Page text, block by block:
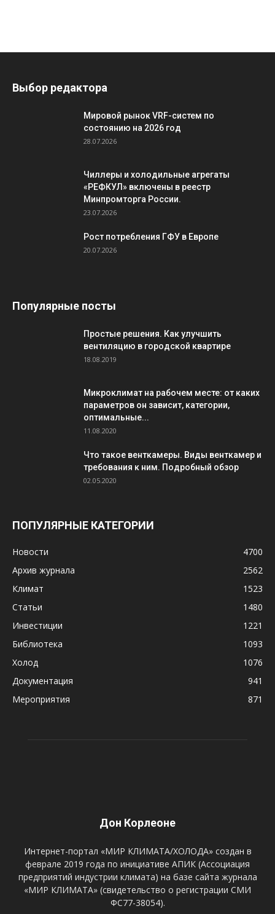
Выбор редактора
Мировой рынок VRF-систем по
состоянию на 2026 год
28.07.2026
Чиллеры и холодильные агрегаты
«РЕФКУЛ» включены в реестр
Минпромторга России.
23.07.2026
Рост потребления ГФУ в Европе
20.07.2026
Популярные посты
Простые решения. Как улучшить
вентиляцию в городской квартире
18.08.2019
Микроклимат на рабочем месте: от каких
параметров он зависит, категории,
оптимальные...
11.08.2020
Что такое венткамеры. Виды венткамер и
требования к ним. Подробный обзор
02.05.2020
ПОПУЛЯРНЫЕ КАТЕГОРИИ
Новости
4700
Архив журнала
2562
Климат
1523
Статьи
1480
Инвестиции
1221
Библиотека
1093
Холод
1076
Документация
941
Мероприятия
871
Дон Корлеоне
Интернет-портал «МИР КЛИМАТА/ХОЛОДА» создан в
феврале 2019 года по инициативе АПИК (Ассоциация
предприятий индустрии климата) на базе сайта журнала
«МИР КЛИМАТА» (свидетельство о регистрации СМИ
ФС77-38054).